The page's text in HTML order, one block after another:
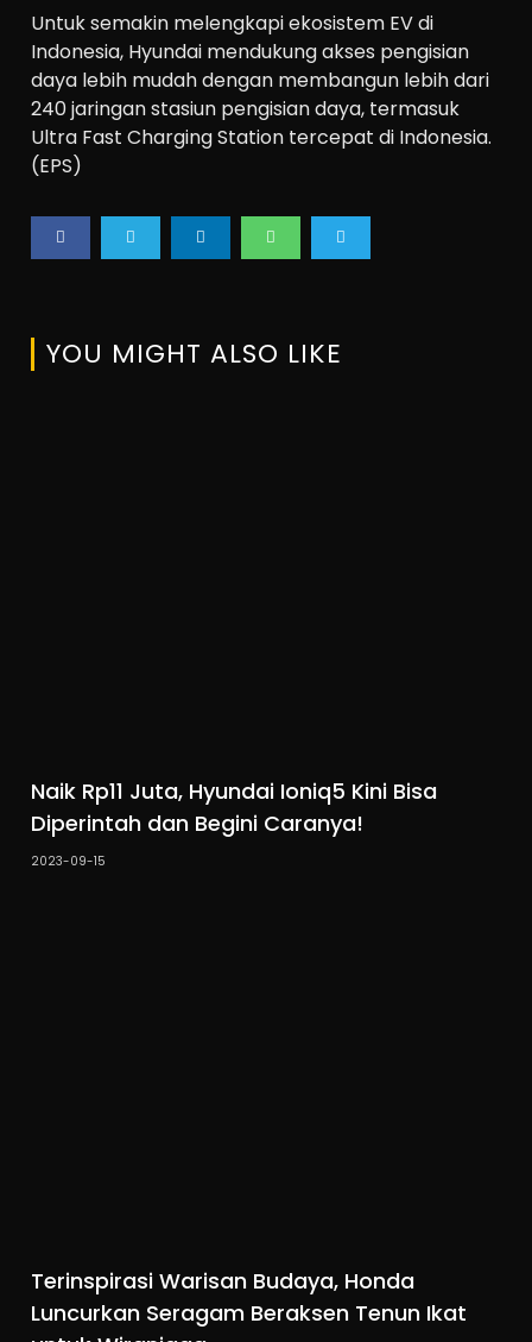
Untuk semakin melengkapi ekosistem EV di
Indonesia, Hyundai mendukung akses pengisian
daya lebih mudah dengan membangun lebih dari
240 jaringan stasiun pengisian daya, termasuk
Ultra Fast Charging Station tercepat di Indonesia.
(EPS)
YOU MIGHT ALSO LIKE
Naik Rp11 Juta, Hyundai Ioniq5 Kini Bisa
Diperintah dan Begini Caranya!
2023-09-15
Terinspirasi Warisan Budaya, Honda
Luncurkan Seragam Beraksen Tenun Ikat